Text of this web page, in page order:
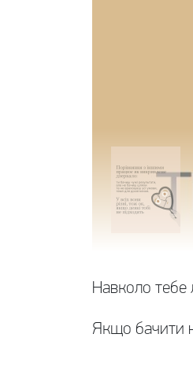
Навколо тебе
Якщо бачити